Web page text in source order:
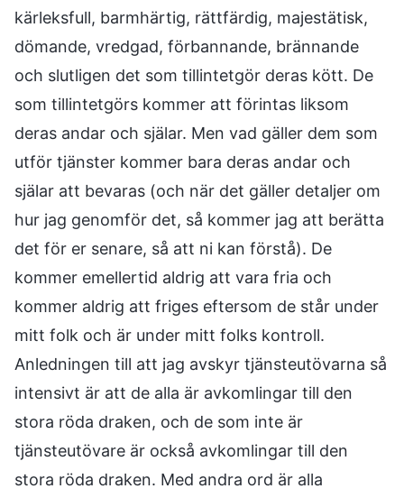
kärleksfull, barmhärtig, rättfärdig, majestätisk,
dömande, vredgad, förbannande, brännande
och slutligen det som tillintetgör deras kött. De
som tillintetgörs kommer att förintas liksom
deras andar och själar. Men vad gäller dem som
utför tjänster kommer bara deras andar och
själar att bevaras (och när det gäller detaljer om
hur jag genomför det, så kommer jag att berätta
det för er senare, så att ni kan förstå). De
kommer emellertid aldrig att vara fria och
kommer aldrig att friges eftersom de står under
mitt folk och är under mitt folks kontroll.
Anledningen till att jag avskyr tjänsteutövarna så
intensivt är att de alla är avkomlingar till den
stora röda draken, och de som inte är
tjänsteutövare är också avkomlingar till den
stora röda draken. Med andra ord är alla